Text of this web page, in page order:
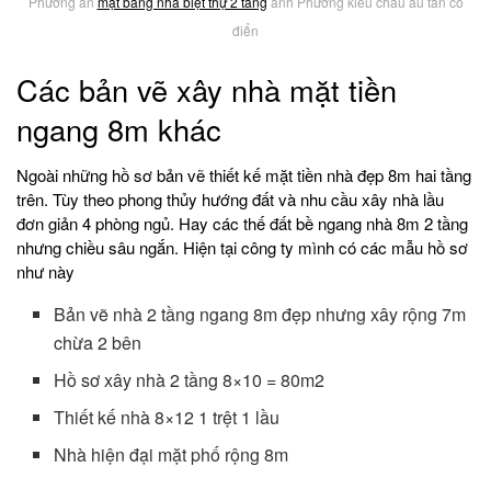
điển
Các bản vẽ xây nhà mặt tiền
ngang 8m khác
Ngoài những hồ sơ bản vẽ thiết kế mặt tiền nhà đẹp 8m hai tầng
trên. Tùy theo phong thủy hướng đất và nhu cầu xây nhà lầu
đơn giản 4 phòng ngủ. Hay các thế đất bề ngang nhà 8m 2 tầng
nhưng chiều sâu ngắn. Hiện tại công ty mình có các mẫu hồ sơ
như này
Bản vẽ nhà 2 tầng ngang 8m đẹp nhưng xây rộng 7m
chừa 2 bên
Hồ sơ xây nhà 2 tầng 8×10 = 80m2
Thiết kế nhà 8×12 1 trệt 1 lầu
Nhà hiện đại mặt phố rộng 8m